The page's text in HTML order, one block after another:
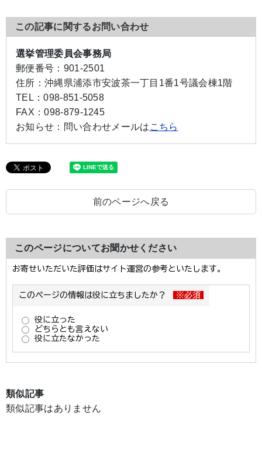
この記事に関するお問い合わせ
選挙管理委員会事務局
郵便番号： 901-2501
住所： 沖縄県浦添市安波茶一丁目1番1号議会棟1階
TEL：098-851-5058
FAX：098-879-1245
お知らせ： 問い合わせメールは こちら
前のページへ戻る
このページについてお聞かせください
類似記事
類似記事はありません